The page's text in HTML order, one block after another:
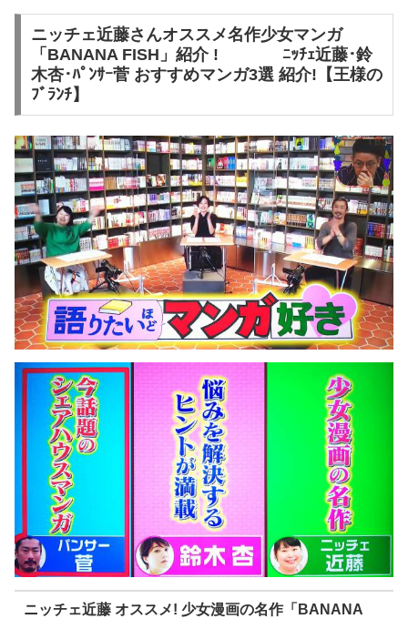
ニッチェ近藤さんオススメ名作少女マンガ
「BANANA FISH」紹介 ! ﾆｯﾁｪ近藤･鈴
木杏･ﾊﾟﾝｻｰ菅 おすすめマンガ3選 紹介!【王様の
ﾌﾞﾗﾝﾁ】
ニッチェ近藤 オススメ! 少女漫画の名作「BANANA